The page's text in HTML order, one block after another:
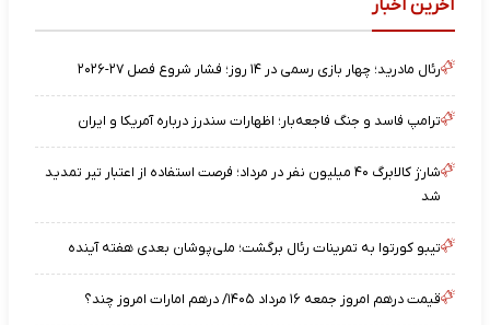
آخرین اخبار
رئال مادرید؛ چهار بازی رسمی در ۱۴ روز؛ فشار شروع فصل ۲۷-۲۰۲۶
ترامپ فاسد و جنگ فاجعه‌بار؛ اظهارات سندرز درباره آمریکا و ایران
شارژ کالابرگ ۴۰ میلیون نفر در مرداد؛ فرصت استفاده از اعتبار تیر تمدید
شد
تیبو کورتوا به تمرینات رئال برگشت؛ ملی‌پوشان بعدی هفته آینده
قیمت درهم امروز جمعه ۱۶ مرداد ۱۴۰۵/ درهم امارات امروز چند؟